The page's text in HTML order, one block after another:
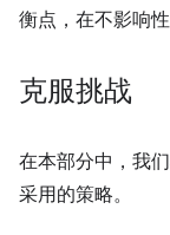
衡点，在不影响
克服挑战
在本部分中，我
采用的策略。